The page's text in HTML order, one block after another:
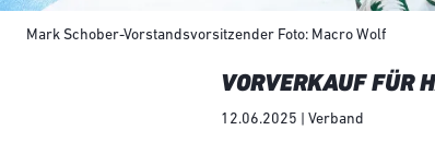
Mark Schober-Vorstandsvorsitzender Foto: Macro Wolf
VORVERKAUF FÜR
12.06.2025 | Verband